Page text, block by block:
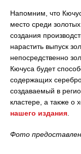
Напомним, что
место среди
создания
нарастить выпуск
непосредственно
Кючуса будет
содержащих
создаваемый в
кластере, а также о
нашего издания
Фото